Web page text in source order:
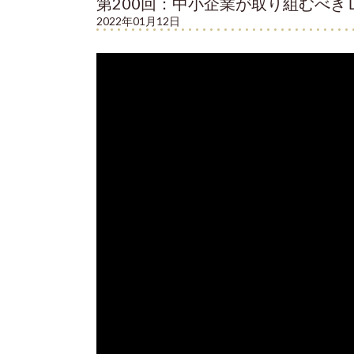
2022年01月12日